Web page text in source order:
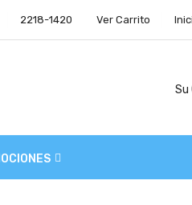
Ver Carrito
2218-1420
Su